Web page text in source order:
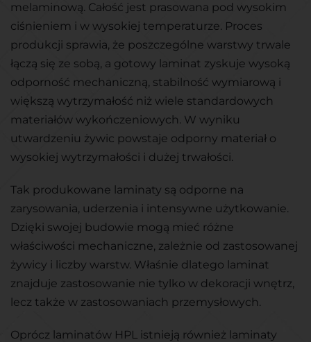
melaminową. Całość jest prasowana pod wysokim
ciśnieniem i w wysokiej temperaturze. Proces
produkcji sprawia, że poszczególne warstwy trwale
łączą się ze sobą, a gotowy laminat zyskuje wysoką
odporność mechaniczną, stabilność wymiarową i
większą wytrzymałość niż wiele standardowych
materiałów wykończeniowych. W wyniku
utwardzeniu żywic powstaje odporny materiał o
wysokiej wytrzymałości i dużej trwałości.
Tak produkowane laminaty są odporne na
zarysowania, uderzenia i intensywne użytkowanie.
Dzięki swojej budowie mogą mieć różne
właściwości mechaniczne, zależnie od zastosowanej
żywicy i liczby warstw. Właśnie dlatego laminat
znajduje zastosowanie nie tylko w dekoracji wnętrz,
lecz także w zastosowaniach przemysłowych.
Oprócz laminatów HPL istnieją również laminaty